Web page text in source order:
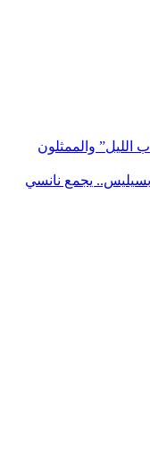
الليل” والممثلون
يجمع نانسي